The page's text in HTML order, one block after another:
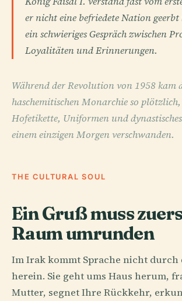
er nicht eine befriedete Nation
ein schwieriges Gespräch zwischen
Loyalitäten und Erinnerungen.
Während der Revolution von 1958 kam
haschemitischen Monarchie so plötzlich,
Hofetikette, Uniformen und
einem einzigen Morgen verschwanden.
THE CULTURAL SOUL
Ein Gruß muss
Raum umrunden
Im Irak kommt Sprache nicht
herein. Sie geht ums Haus herum,
Mutter, segnet Ihre Rückkehr,